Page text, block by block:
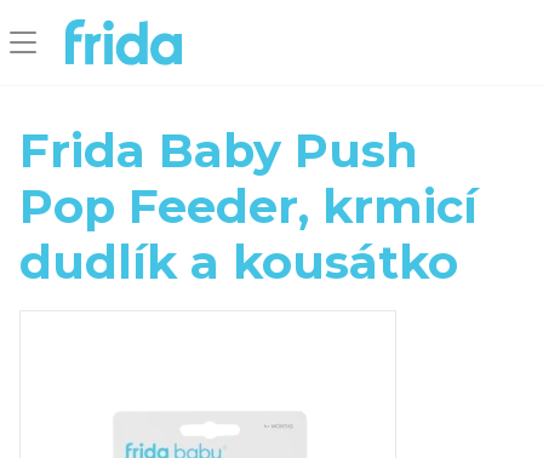
Frida Baby Push
Pop Feeder, krmicí
dudlík a kousátko